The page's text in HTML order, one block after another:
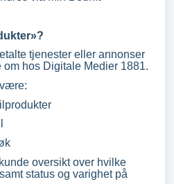
tjenester eller annonser
hos Digitale Medier 1881.
oversikt over hvilke
status og varighet på